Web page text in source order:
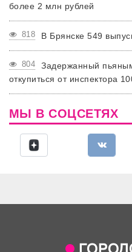
более 2 млн рублей
818 В Брянске 549
804
Задержанный
откупиться от инспектора
МЫ В СОЦСЕТЯХ